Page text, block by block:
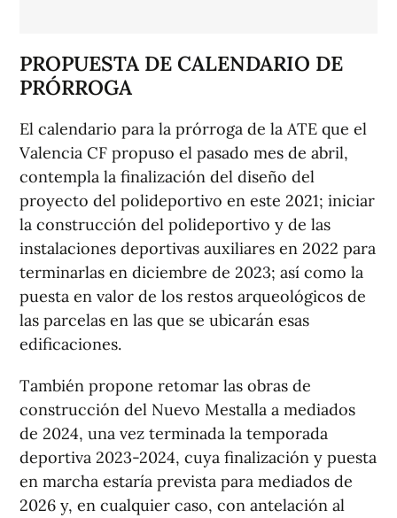
PROPUESTA DE CALENDARIO DE
PRÓRROGA
El calendario para la prórroga de la ATE que el
Valencia CF propuso el pasado mes de abril,
contempla la finalización del diseño del
proyecto del polideportivo en este 2021; iniciar
la construcción del polideportivo y de las
instalaciones deportivas auxiliares en 2022 para
terminarlas en diciembre de 2023; así como la
puesta en valor de los restos arqueológicos de
las parcelas en las que se ubicarán esas
edificaciones.
También propone retomar las obras de
construcción del Nuevo Mestalla a mediados
de 2024, una vez terminada la temporada
deportiva 2023-2024, cuya finalización y puesta
en marcha estaría prevista para mediados de
2026 y, en cualquier caso, con antelación al